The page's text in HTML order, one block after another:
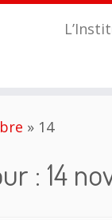
» 14
: 14